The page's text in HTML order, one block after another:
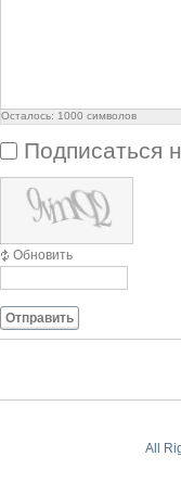
Осталось: 1000 символов
Подписаться
Обновить
Отправить
All